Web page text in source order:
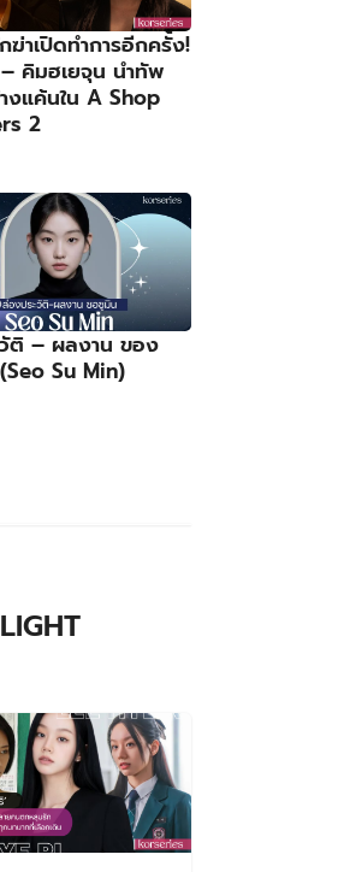
ฆ่าเปิดทำการอีกครั้ง!
คิมฮเยจุน นำทัพ
งแค้นใน A Shop
2
ติ – ผลงาน ของ
Su Min)